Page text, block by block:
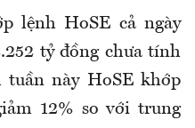
lệnh HoSE cả ngày
tỷ đồng chưa tính
này HoSE khớp
12% so với trung